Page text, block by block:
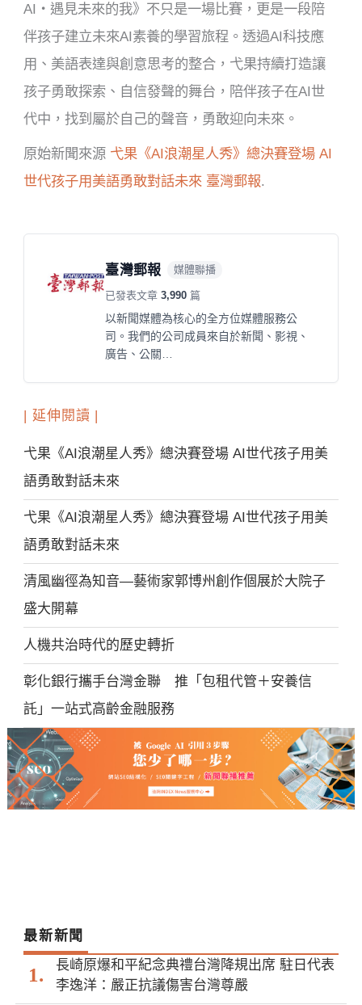
AI・遇見未來的我》不只是一場比賽，更是一段陪
伴孩子建立未來AI素養的學習旅程。透過AI科技應
用、美語表達與創意思考的整合，弋果持續打造讓
孩子勇敢探索、自信發聲的舞台，陪伴孩子在AI世
代中，找到屬於自己的聲音，勇敢迎向未來。
原始新聞來源 弋果《AI浪潮星人秀》總決賽登場 AI
世代孩子用美語勇敢對話未來 臺灣郵報.
臺灣郵報 媒體聯播
已發表文章3,990 篇
以新聞媒體為核心的全方位媒體服務公
司。我們的公司成員來自於新聞、影視、
廣告、公關…
| 延伸閱讀 |
弋果《AI浪潮星人秀》總決賽登場 AI世代孩子用美
語勇敢對話未來
弋果《AI浪潮星人秀》總決賽登場 AI世代孩子用美
語勇敢對話未來
清風幽徑為知音—藝術家郭博州創作個展於大院子
盛大開幕
人機共治時代的歷史轉折
彰化銀行攜手台灣金聯 推「包租代管＋安養信
託」一站式高齡金融服務
最新新聞
長崎原爆和平紀念典禮台灣降規出席 駐日代表
李逸洋：嚴正抗議傷害台灣尊嚴